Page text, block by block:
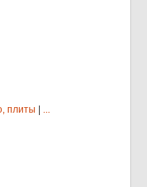
плиты
...